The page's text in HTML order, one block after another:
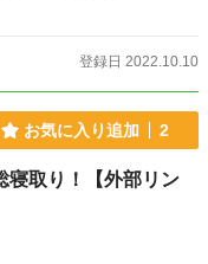
登録日 2022.10.10
お気に入り追加 2
寝取り！【外部リン